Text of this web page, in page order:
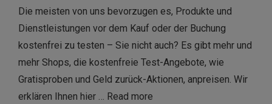
Die meisten von uns bevorzugen es, Produkte und
Dienstleistungen vor dem Kauf oder der Buchung
kostenfrei zu testen – Sie nicht auch? Es gibt mehr und
mehr Shops, die kostenfreie Test-Angebote, wie
Gratisproben und Geld zurück-Aktionen, anpreisen. Wir
erklären Ihnen hier … Read more